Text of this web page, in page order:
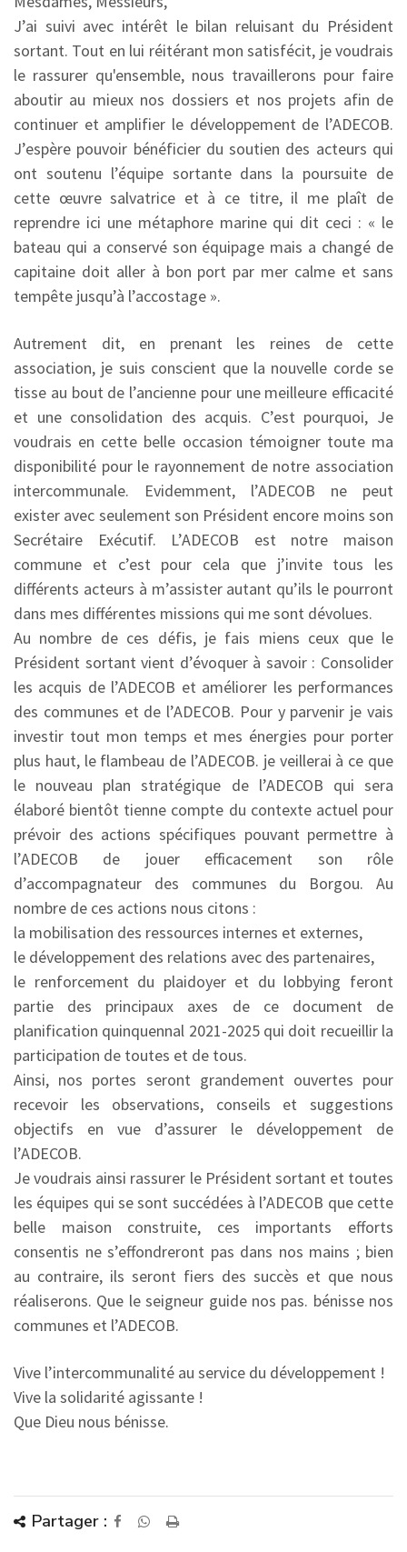
J’ai suivi avec intérêt le bilan reluisant du Président
sortant. Tout en lui réitérant mon satisfécit, je voudrais
le rassurer qu'ensemble, nous travaillerons pour faire
aboutir au mieux nos dossiers et nos projets afin de
continuer et amplifier le développement de l’ADECOB.
J’espère pouvoir bénéficier du soutien des acteurs qui
ont soutenu l’équipe sortante dans la poursuite de
cette œuvre salvatrice et à ce titre, il me plaît de
reprendre ici une métaphore marine qui dit ceci : « le
bateau qui a conservé son équipage mais a changé de
capitaine doit aller à bon port par mer calme et sans
tempête jusqu’à l’accostage ».
Autrement dit, en prenant les reines de cette
association, je suis conscient que la nouvelle corde se
tisse au bout de l’ancienne pour une meilleure efficacité
et une consolidation des acquis. C’est pourquoi, Je
voudrais en cette belle occasion témoigner toute ma
disponibilité pour le rayonnement de notre association
intercommunale. Evidemment, l’ADECOB ne peut
exister avec seulement son Président encore moins son
Secrétaire Exécutif. L’ADECOB est notre maison
commune et c’est pour cela que j’invite tous les
différents acteurs à m’assister autant qu’ils le pourront
dans mes différentes missions qui me sont dévolues.
Au nombre de ces défis, je fais miens ceux que le
Président sortant vient d’évoquer à savoir : Consolider
les acquis de l’ADECOB et améliorer les performances
des communes et de l’ADECOB. Pour y parvenir je vais
investir tout mon temps et mes énergies pour porter
plus haut, le flambeau de l’ADECOB. je veillerai à ce que
le nouveau plan stratégique de l’ADECOB qui sera
élaboré bientôt tienne compte du contexte actuel pour
prévoir des actions spécifiques pouvant permettre à
l’ADECOB de jouer efficacement son rôle
d’accompagnateur des communes du Borgou. Au
nombre de ces actions nous citons :
la mobilisation des ressources internes et externes,
le développement des relations avec des partenaires,
le renforcement du plaidoyer et du lobbying feront
partie des principaux axes de ce document de
planification quinquennal 2021-2025 qui doit recueillir la
participation de toutes et de tous.
Ainsi, nos portes seront grandement ouvertes pour
recevoir les observations, conseils et suggestions
objectifs en vue d’assurer le développement de
l’ADECOB.
Je voudrais ainsi rassurer le Président sortant et toutes
les équipes qui se sont succédées à l’ADECOB que cette
belle maison construite, ces importants efforts
consentis ne s’effondreront pas dans nos mains ; bien
au contraire, ils seront fiers des succès et que nous
réaliserons. Que le seigneur guide nos pas. bénisse nos
communes et l’ADECOB.
Vive l’intercommunalité au service du développement !
Vive la solidarité agissante !
Que Dieu nous bénisse.
Partager :